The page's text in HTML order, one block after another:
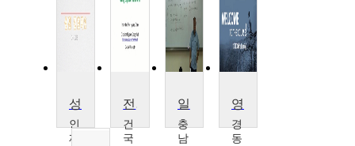
인
제
전자회로2
건
국
충
남
경
동